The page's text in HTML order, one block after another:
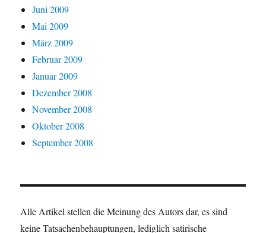
Juni 2009
Mai 2009
März 2009
Februar 2009
Januar 2009
Dezember 2008
November 2008
Oktober 2008
September 2008
Alle Artikel stellen die Meinung des Autors dar, es sind
keine Tatsachenbehauptungen, lediglich satirische